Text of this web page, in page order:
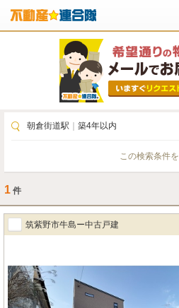
朝倉街道駅 築4年以内
この検索条件を
1 件
筑紫野市牛島ー中古戸建